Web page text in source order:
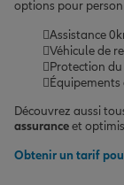
options pour
Assistance
Véhicule de
Protection
Équipements
Découvrez aussi
assuranceet
Obtenir un tarif